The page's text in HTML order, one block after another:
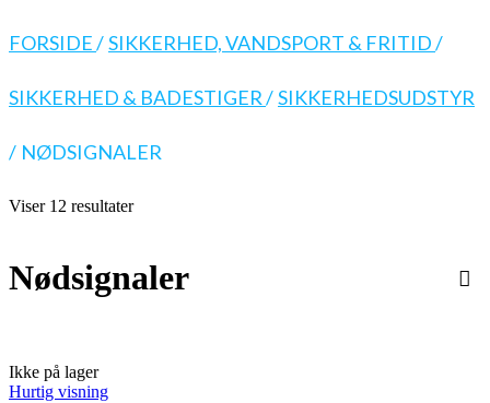
FORSIDE/SIKKERHED, VANDSPORT & FRITID/
SIKKERHED & BADESTIGER/SIKKERHEDSUDSTYR
/ NØDSIGNALER
Viser 12 resultater
Nødsignaler
Ikke på lager
Hurtig visning